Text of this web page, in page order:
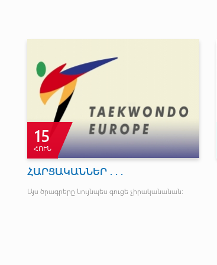
4
ՀՈՒՆ
ԵՐԿՈՒ ՈՉ - ՈՔԻ
Հաջորդ ընկերական հանդիպումը նշանակված է